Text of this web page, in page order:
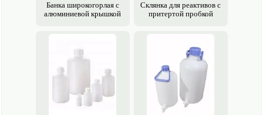
Банка широкогорлая с
алюминиевой крышкой
Склянка для реактивов с
притертой пробкой